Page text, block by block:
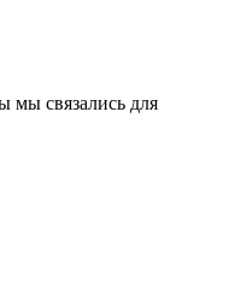
мы связались для